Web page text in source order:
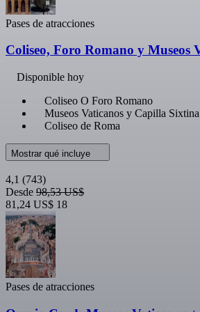
Pases de atracciones
Coliseo, Foro Romano y
Disponible hoy
Coliseo O Foro Romano
Museos Vaticanos y Capilla Sixtina
Coliseo de Roma
Mostrar qué incluye
4,1 (743)
Desde 98,53 US$
81,24 US$ 18
Pases de atracciones